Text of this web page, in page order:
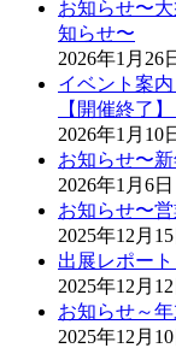
お知らせ〜
知らせ〜
2026年1月26
イベント案
【開催終了】
2026年1月10
お知らせ〜
2026年1月6日
お知らせ〜
2025年12月15
出展レポー
2025年12月12
お知らせ～
2025年12月10